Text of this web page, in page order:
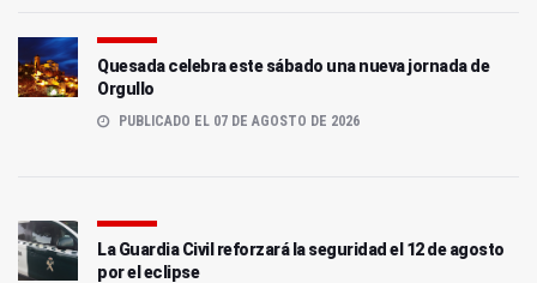
Quesada celebra este sábado una nueva jornada de
Orgullo
PUBLICADO EL 07 DE AGOSTO DE 2026
La Guardia Civil reforzará la seguridad el 12 de agosto
por el eclipse